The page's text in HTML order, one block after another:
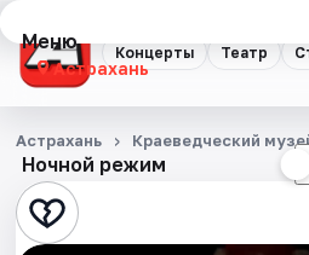
Концерты Театр
Меню
Астрахань
Концерты
Театр
Стендап
Ночной режим
Астрахань Краеведческий